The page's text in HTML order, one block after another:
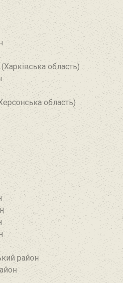
область)
область)
район